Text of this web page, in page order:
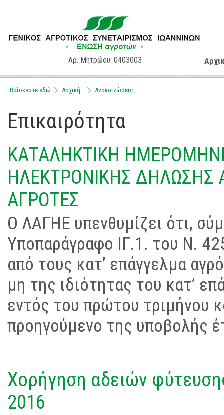
Αρ. Μητρώου: 0403003
Βρίσκεστε εδώ Αρχική Aνακοινώσεις
Επικαιρότητα
ΚΑΤΑΛΗΚΤΙΚΗ
ΗΛΕΚΤΡΟΝΙΚΗΣ ΔΗΛΩΣΗΣ
ΑΓΡΟΤΕΣ
Ο ΛΑΓΗΕ υπενθυμίζει ότι,
Υποπαράγραφο ΙΓ.1. του Ν.
από τους κατ’ επάγγελμα
μη της ιδιότητας του κατ’
εντός του πρώτου τριμήνου
προηγούμενο της υποβολής
Χορήγηση αδειών
2016